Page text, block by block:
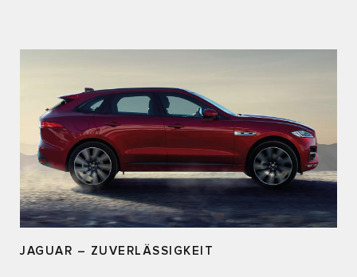
JAGUAR – ZUVERLÄSSIGKEIT